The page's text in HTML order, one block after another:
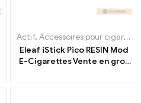
Actif, Accessoires pour cigarettes électroniques
Eleaf iStick Pico RESIN Mod
E-Cigarettes Vente en gros